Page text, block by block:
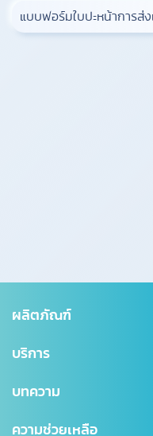
แบบฟอร์มใบปะหน้าการส่
ผลิตภัณฑ์
คุ้มครองสุขภาพ
คุ้มครองอุบัติเหตุ
บริการ
สมัครสมาชิก/เข้าสู่ระบบ
บทความ
ข่าวสาร CSR
ความช่วยเหลือ